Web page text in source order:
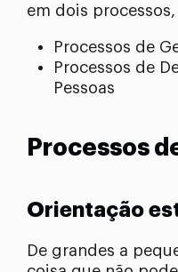
em dois
Processos de
Processos de
Pessoas
Processos
Orientação
De grandes a